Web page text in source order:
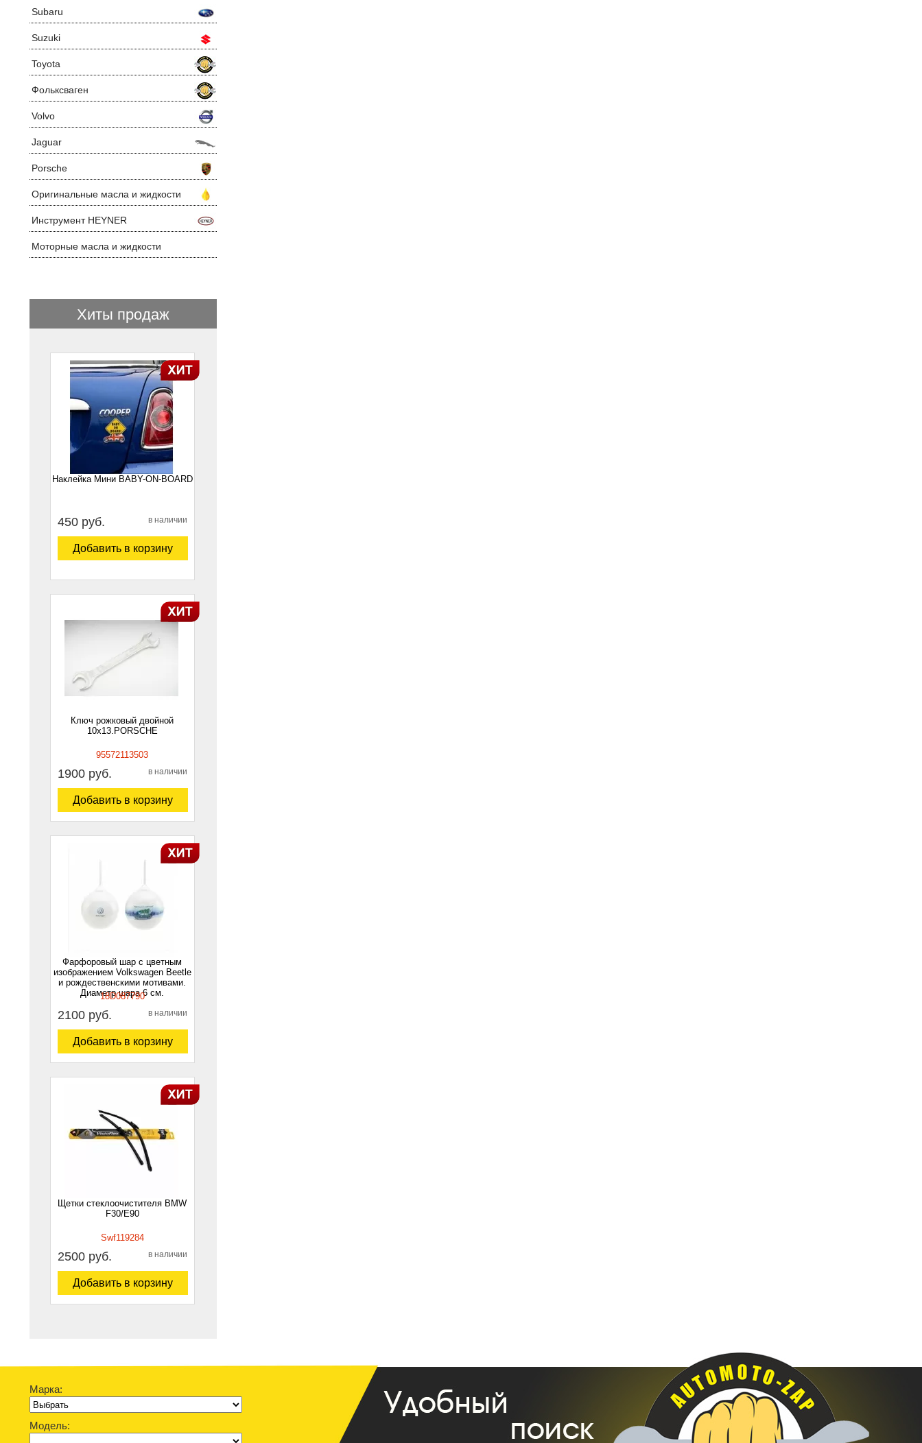
Subaru
Suzuki
Toyota
Фольксваген
Volvo
Jaguar
Porsche
Оригинальные масла и жидкости
Инструмент HEYNER
Моторные масла и жидкости
Хиты продаж
Наклейка Мини BABY-ON-BOARD
1
450 руб. в наличии
Добавить в корзину
Ключ рожковый двойной
10х13.PORSCHE
95572113503
1900 руб. в наличии
Добавить в корзину
Фарфоровый шар с цветным
изображением Volkswagen Beetle
и рождественскими мотивами.
Диаметр шара 6 см.
18D087790
2100 руб. в наличии
Добавить в корзину
Щетки стеклоочистителя BMW
F30/E90
Swf119284
2500 руб. в наличии
Добавить в корзину
Марка:
Модель: